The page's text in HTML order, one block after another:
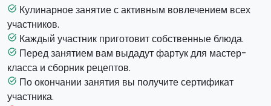
-Свежая паста: вы научитесь техникам приготовления
теста для пасты и тому, как приготовить свежую вкусную
пасту у себя дома.
-Вторые мясные блюда: вы приготовите 4 разных
блюда с различными типами мяса, а так же научитесь
правильно разрезать, хранить и готовить мясо. По
окончании кулинарного мастер-класса вы сможете
task_alt Кулинарное занятие с активным вовлечением всех
участников.
task_alt Каждый участник приготовит собственные блюда.
task_alt Перед занятием вам выдадут фартук для мастер-
класса и сборник рецептов.
task_alt По окончании занятия вы получите сертификат
участника.